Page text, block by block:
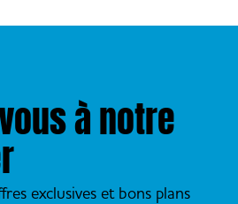
à notre
exclusives et bons plans